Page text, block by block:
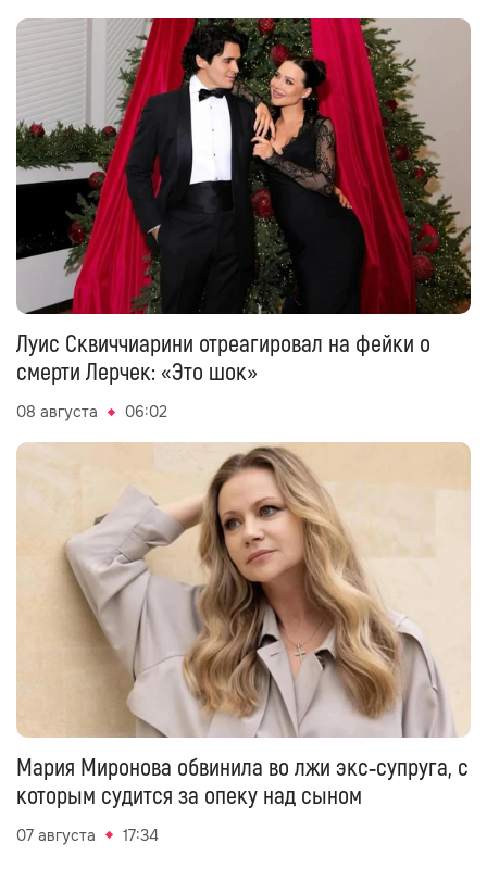
Луис Сквиччиарини отреагировал на фейки о
смерти Лерчек: «Это шок»
08 августа 06:02
Мария Миронова обвинила во лжи экс‑супруга, с
которым судится за опеку над сыном
07 августа 17:34